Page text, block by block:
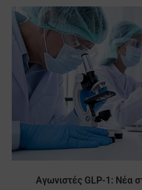
Αγωνιστές GLP-1: Νέα